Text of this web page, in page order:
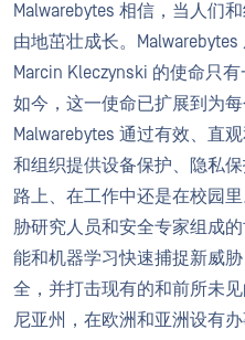
Malwarebytes 相信，当人们
由地茁壮成长。
Marcin Kleczynski 的使命只
如今，这一使命已扩展到为每
Malwarebytes 通过有效、直
和组织提供设备保护、隐私
路上、在工作中还是在校园
胁研究人员和安全专家组成
能和机器学习快速捕捉新威
全，并打击现有的和前所未
尼亚州，在欧洲和亚洲设有